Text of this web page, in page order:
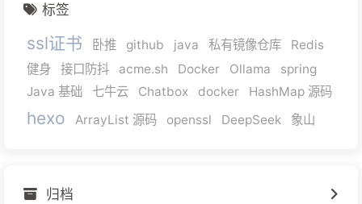
标签
ssl证书 卧推 github java 私有镜像仓库
Redis
健身
接口防抖 acme.sh Docker Ollama
spring
Java 基础
七牛云 Chatbox docker HashMap 源码
hexo ArrayList 源码 openssl DeepSeek 象山
归档